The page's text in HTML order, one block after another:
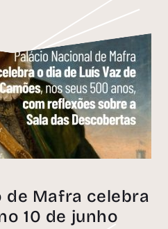
de Mafra celebra
10 de junho